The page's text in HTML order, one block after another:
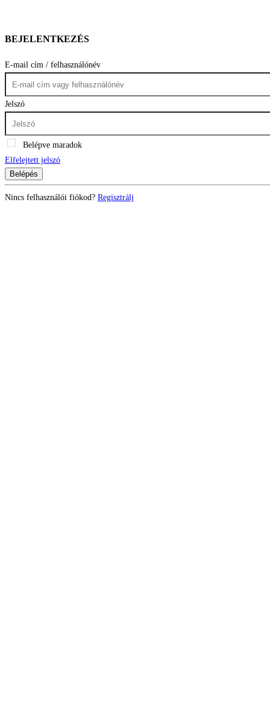
BEJELENTKEZÉS
E-mail cím / felhasználónév
Jelszó
Belépve maradok
Elfelejtett jelszó
Belépés
Nincs felhasználói fiókod? Regisztrálj